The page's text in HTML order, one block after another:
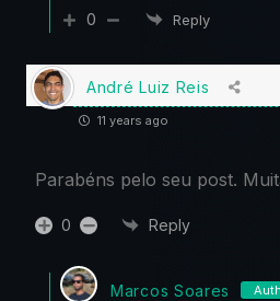
0 Reply
André Luiz Reis
11 years ago
Parabéns pelo seu post.
0 Reply
Marcos Soares